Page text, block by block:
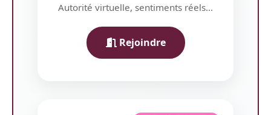
Autorité virtuelle, sentiments réels...
Rejoindre